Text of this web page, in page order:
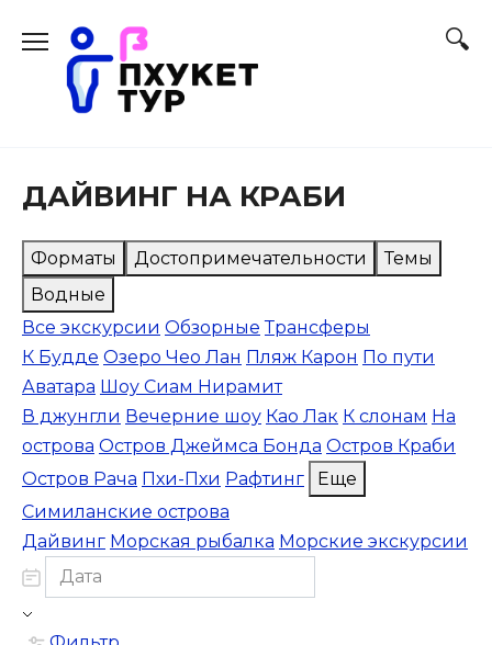
содержанию
ДАЙВИНГ НА КРАБИ
Форматы Достопримечательности
Темы
Водные
Все экскурсии Обзорные Трансферы
К Будде Озеро Чео Лан Пляж Карон По пути
Аватара Шоу Сиам Нирамит
В джунгли Вечерние шоу Као Лак К слонам На
острова Остров Джеймса Бонда Остров Краби
Остров Рача Пхи-Пхи Рафтинг
Еще
Симиланские острова
Дайвинг Морская рыбалка Морские экскурсии